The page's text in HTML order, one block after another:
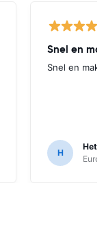
Snel en
Snel en
H